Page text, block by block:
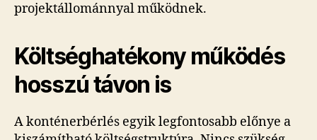
projektállománnyal működnek.
Költséghatékony működés
hosszú távon is
A konténerbérlés egyik legfontosabb előnye a